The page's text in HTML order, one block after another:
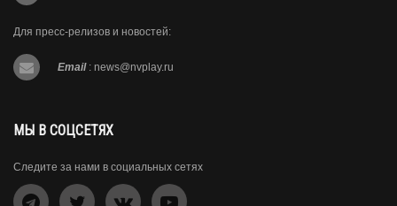
Для пресс-релизов и новостей:
Email : news@nvplay.ru
МЫ В СОЦСЕТЯХ
Следите за нами в социальных сетях